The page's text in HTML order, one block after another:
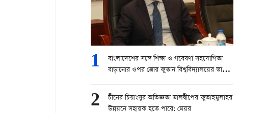
1
বাংলাদেশের সঙ্গে শিক্ষা ও গবেষণা সহযোগিতা
বাড়ানোর ওপর জোর ফুতান বিশ্ববিদ্যালয়ের ভাইস
2
চীনের চিয়াংসুর অভিজ্ঞতা মালদ্বীপের ফুভাহমুলাহর
উন্নয়নে সহায়ক হতে পারে: মেয়র